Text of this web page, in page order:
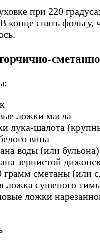
при 220
конце снять фольгу,
ложки масла
лука-шалота
вина
воды (или бульона)
зернистой
грамм сметаны (или
ложка сушеного
ложки